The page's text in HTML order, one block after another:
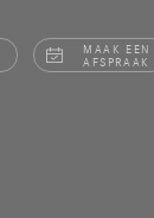
MAAK EEN
AFSPRAAK